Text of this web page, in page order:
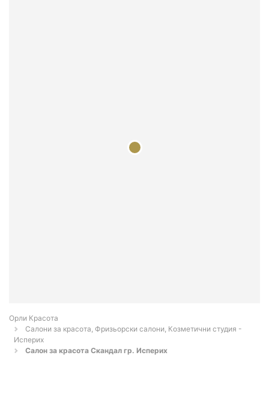
Орли Красота
Салони за красота, Фризьорски салони, Козметични студия -
Исперих
Салон за красота Скандал гр. Исперих